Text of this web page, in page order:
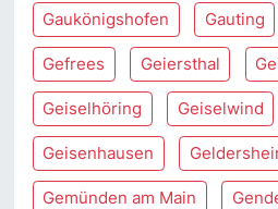
Gaukönigshofen Gauting
Gefrees Geiersthal
Geiselhöring Geiselwind
Geisenhausen
Gemünden am Main